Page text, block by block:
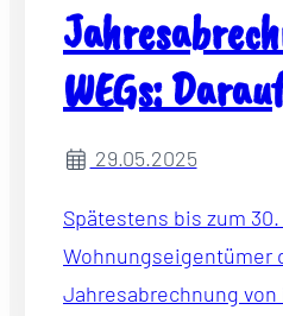
WEGs:
bei der
29.05.2025
Spätestens bis zum
Wohnungseigentümer
Jahresabrechnung